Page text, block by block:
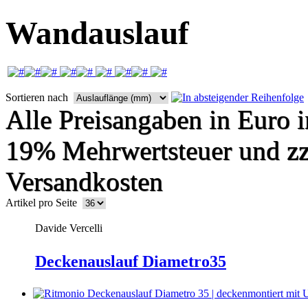
Wandauslauf
Sortieren nach
Alle Preisangaben in Euro
19% Mehrwertsteuer und
Versandkosten
Artikel pro Seite
Davide Vercelli
Deckenauslauf Diametro35